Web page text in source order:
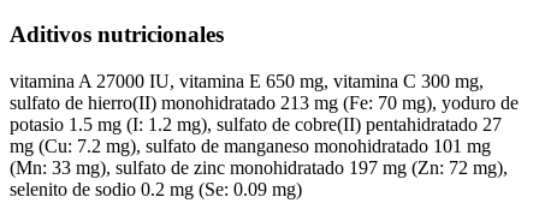
Aditivos nutricionales
vitamina A 27000 IU, vitamina E 650 mg, vitamina C 300 mg,
sulfato de hierro(II) monohidratado 213 mg (Fe: 70 mg), yoduro de
potasio 1.5 mg (I: 1.2 mg), sulfato de cobre(II) pentahidratado 27
mg (Cu: 7.2 mg), sulfato de manganeso monohidratado 101 mg
(Mn: 33 mg), sulfato de zinc monohidratado 197 mg (Zn: 72 mg),
selenito de sodio 0.2 mg (Se: 0.09 mg)